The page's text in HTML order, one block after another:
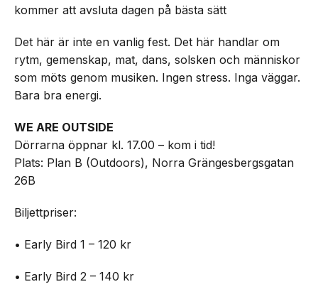
kommer att avsluta dagen på bästa sätt
Det här är inte en vanlig fest. Det här handlar om
rytm, gemenskap, mat, dans, solsken och människor
som möts genom musiken. Ingen stress. Inga väggar.
Bara bra energi.
WE ARE OUTSIDE
Dörrarna öppnar kl. 17.00 – kom i tid!
Plats: Plan B (Outdoors), Norra Grängesbergsgatan
26B
Biljettpriser:
• Early Bird 1 – 120 kr
• Early Bird 2 – 140 kr